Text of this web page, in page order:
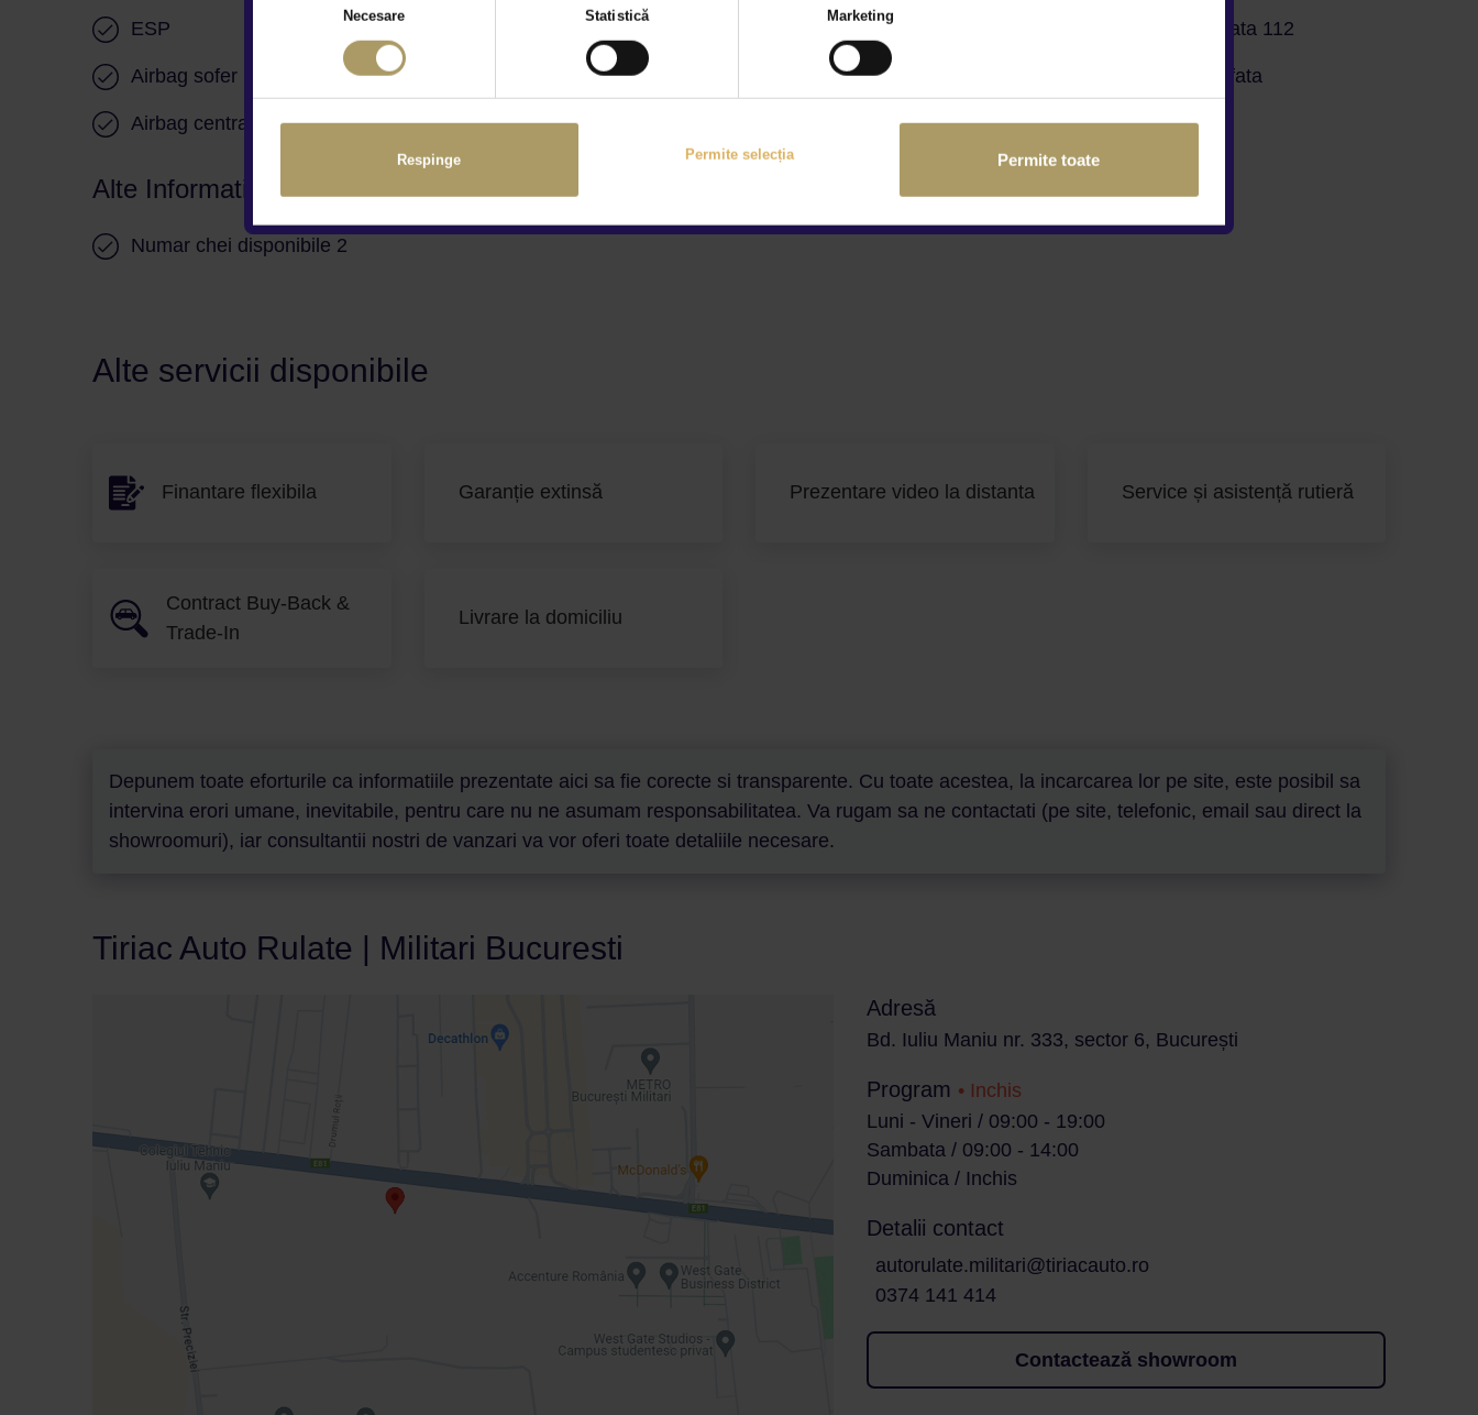
consimțământului
Necesare Statistică Marketing
Respinge Permite selecția Permite toate
ESP Franare asistata Asistenta telefonica urgenta Apelare automata 112
Airbag sofer Airbag scaun pasager Airbag genunchi sofer Airbag-uri cap fata
Airbag central sofer si pasager Airbag lateral sofer si pasager Airbag-uri laterale spate Isofix
Alte Informatii
Numar chei disponibile 2
Alte servicii disponibile
Finantare flexibila Garanție extinsă Prezentare video la distanta Service și asistență rutieră
Contract Buy-Back &
Trade-In
Livrare la domiciliu
Depunem toate eforturile ca informatiile prezentate aici sa fie corecte si transparente. Cu toate acestea, la incarcarea lor pe site, este posibil sa
intervina erori umane, inevitabile, pentru care nu ne asumam responsabilitatea. Va rugam sa ne contactati (pe site, telefonic, email sau direct la
showroomuri), iar consultantii nostri de vanzari va vor oferi toate detaliile necesare.
Tiriac Auto Rulate | Militari Bucuresti
Adresă
Bd. Iuliu Maniu nr. 333, sector 6, București
Program • Inchis
Luni - Vineri / 09:00 - 19:00
Sambata / 09:00 - 14:00
Duminica / Inchis
Detalii contact
autorulate.militari@tiriacauto.ro
0374 141 414
Contactează showroom